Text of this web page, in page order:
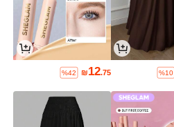
%10
₪12.75
%42